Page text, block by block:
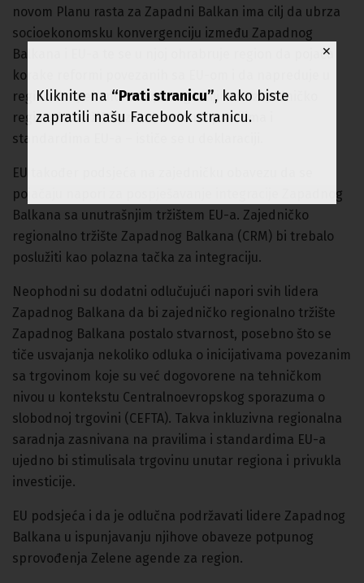
novom Planu rasta za Zapadni Balkan ima cilj da ubrza
socioekonomsku konvergenciju između Zapadnog
Balkana i EU-a te se u njoj ohrabruje region da pojača
korake reformi povezanih sa EU-om i da napreduje u
regionalnoj ekonomskoj integraciji kroz zajedničko
regionalno tržište, zasnovano na pravilima i
standardima EU-a – ističe se u deklaraciji.
EU također podsjeća na zajedničku obavezu da se
pojačaju napori za pospješavanje integracije Zapadnog
Balkana sa unutrašnjim tržištem EU-a. Zajedničko
regionalno tržište Zapadnog Balkana (CRM) bi trebalo
poslužiti kao polazna tačka za integraciju.
Neophodni su dodatni odlučujući napori svih lidera
Zapadnog Balkana da bi zajedničko regionalno tržište
Zapadnog Balkana postalo stvarnost, posebno što se
tiče usvajanja nekoliko odluka o inicijativama povezanim
sa trgovinom koje su već dogovorene na tehničkom
nivou u kontekstu Centralnoevropskog sporazuma o
slobodnoj trgovini (CEFTA). Takva inkluzivna regionalna
saradnja zasnivana na pravilima i standardima EU-a
ujedno bi stimulisala trgovinu unutar regiona i privukla
investicije.
EU podsjeća i da je odlučna podržavati lidere Zapadnog
Balkana u ispunjavanju njihove obaveze potpunog
sprovođenja Zelene agende za region.
✕
Kliknite na “Prati stranicu”, kako biste
zapratili našu Facebook stranicu.